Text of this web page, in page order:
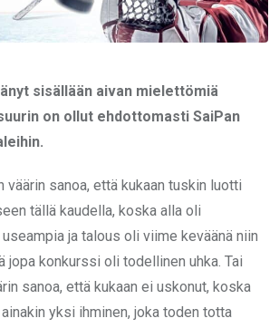
sisällään aivan mielettömiä
on ollut ehdottomasti SaiPan
väärin sanoa, että kukaan tuskin luotti
tällä kaudella, koska alla oli
ja talous oli viime keväänä niin
jopa konkurssi oli todellinen uhka. Tai
sanoa, että kukaan ei uskonut, koska
yksi ihminen, joka toden totta